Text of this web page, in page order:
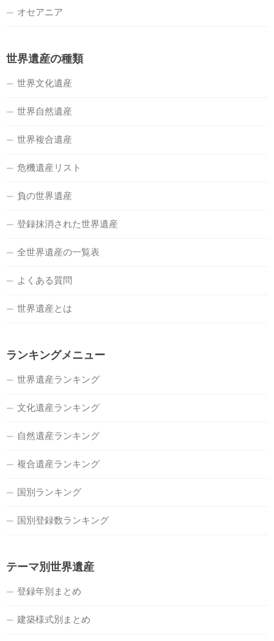
オセアニア
世界遺産の種類
世界文化遺産
世界自然遺産
世界複合遺産
危機遺産リスト
負の世界遺産
登録抹消された世界遺産
全世界遺産の一覧表
よくある質問
世界遺産とは
ランキングメニュー
世界遺産ランキング
文化遺産ランキング
自然遺産ランキング
複合遺産ランキング
国別ランキング
国別登録数ランキング
テーマ別世界遺産
登録年別まとめ
建築様式別まとめ